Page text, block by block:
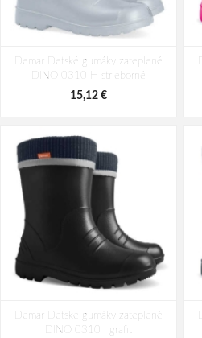
Demar Detské gumáky zateplené
DINO 0310 H strieborné
15,12 €
Demar Detské gumáky zateplené
DINO 0310 I grafit